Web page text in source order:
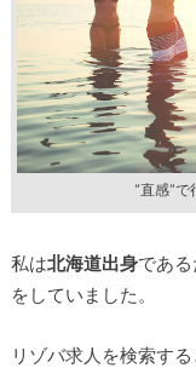
”直感”で
私は北海道出身であ
をしていました。
リゾバ求人を検索する